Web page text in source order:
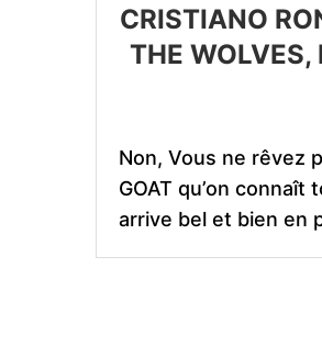
CRISTIANO
THE WOLVES,
Non, Vous ne rêvez
GOAT qu’on
arrive bel et bien en